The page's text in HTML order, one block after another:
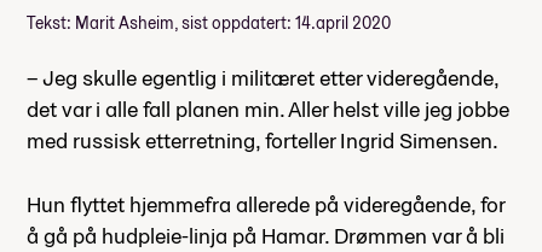
Tekst: Marit Asheim, sist oppdatert: 14.april 2020
– Jeg skulle egentlig i militæret etter videregående,
det var i alle fall planen min. Aller helst ville jeg jobbe
med russisk etterretning, forteller Ingrid Simensen.
Hun flyttet hjemmefra allerede på videregående, for
å gå på hudpleie-linja på Hamar. Drømmen var å bli